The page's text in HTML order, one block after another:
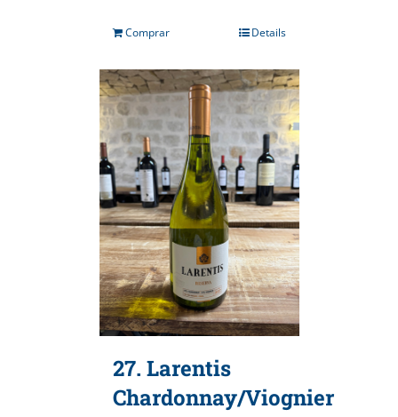
Comprar Details
27. Larentis
Chardonnay/Viognier